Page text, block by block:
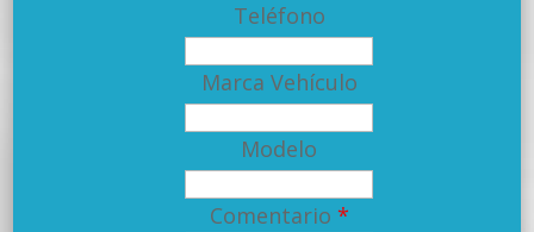
Teléfono
Marca Vehículo
Modelo
Comentario *